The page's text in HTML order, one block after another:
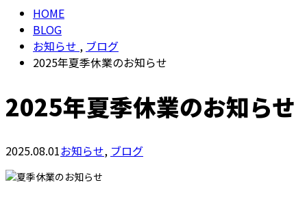
HOME
BLOG
お知らせ , ブログ
2025年夏季休業のお知らせ
2025年夏季休業のお知らせ
2025.08.01お知らせ, ブログ